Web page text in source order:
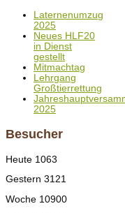
Laternenumzug
2025
Neues HLF20
in Dienst
gestellt
Mitmachtag
Lehrgang
Großtierrettung
2025
Besucher
Heute 1063
Gestern 3121
Woche 10900